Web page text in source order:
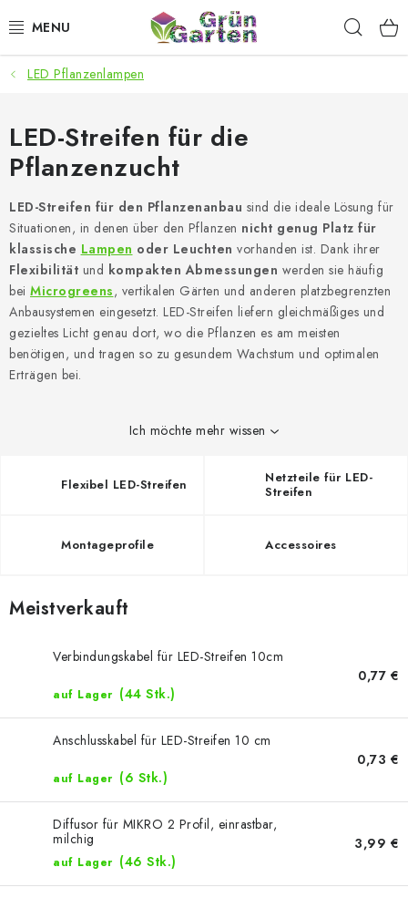
Inhalt
ANGEBOTE
LED PFLANZENLAMPEN
ANBAUBEDARF FÜR DEN HEIMANBAU
AQUARISTIK
MICROGREENS
SMARTER GARTEN
Geschäftsbewertung Kaufberatung
LED Pflanzenlampen
LED-Streifen für die
Pflanzenzucht
LED-Streifen für den Pflanzenanbau sind die ideale Lösung für
Situationen, in denen über den Pflanzen nicht genug Platz für
klassische Lampen oder Leuchten vorhanden ist. Dank ihrer
Flexibilität und kompakten Abmessungen werden sie häufig
bei Microgreens, vertikalen Gärten und anderen platzbegrenzten
Anbausystemen eingesetzt. LED-Streifen liefern gleichmäßiges und
gezieltes Licht genau dort, wo die Pflanzen es am meisten
benötigen, und tragen so zu gesundem Wachstum und optimalen
Erträgen bei.
Ich möchte mehr wissen
Flexibel LED-Streifen
Netzteile für LED-
Streifen
Montageprofile Accessoires
Meistverkauft
Verbindungskabel für LED-Streifen 10cm
auf Lager (44 Stk.)
0,77 €
Anschlusskabel für LED-Streifen 10 cm
auf Lager (6 Stk.)
0,73 €
Diffusor für MIKRO 2 Profil, einrastbar,
milchig
auf Lager (46 Stk.)
3,99 €